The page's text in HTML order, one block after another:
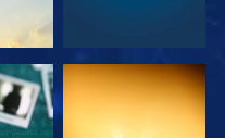
GUARDA